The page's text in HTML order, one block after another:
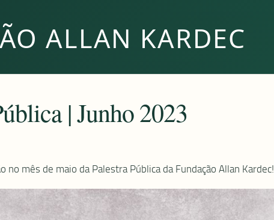
ALLAN KARDEC
| Junho 2023
no mês de maio da Palestra Pública da Fundação Allan Kardec!